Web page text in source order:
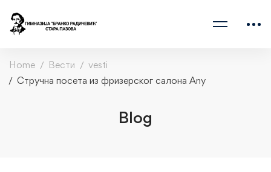
Home Вести
vesti
Стручна посета из фризерског салона Аny
Blog